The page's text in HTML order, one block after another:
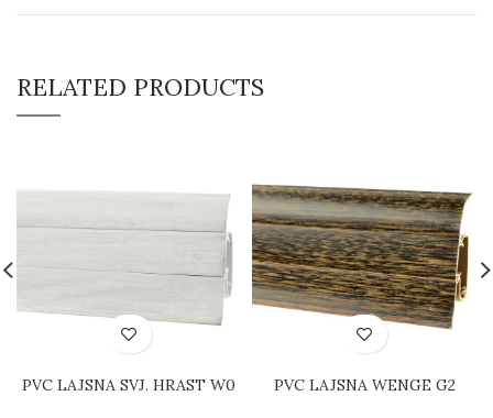
RELATED PRODUCTS
PVC LAJSNA SVJ. HRAST W0 PVC LAJSNA WENGE G2